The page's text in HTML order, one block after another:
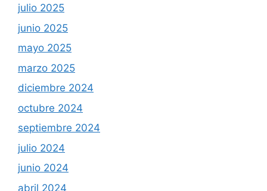
julio 2025
junio 2025
mayo 2025
marzo 2025
diciembre 2024
octubre 2024
septiembre 2024
julio 2024
junio 2024
abril 2024